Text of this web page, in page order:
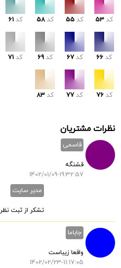
کد 53 کد 55 کد 58 کد 61
کد 66 کد 67 کد 69 کد 71
کد 76 کد 77 کد 83
نظرات مشتریان
قاسمی
قشنگه
1402/01/09-19:32:57
مدیر سایت
تشکر از ثبت نظر
جاباما
واقعا زیباست
1402/02/23-11:17:05